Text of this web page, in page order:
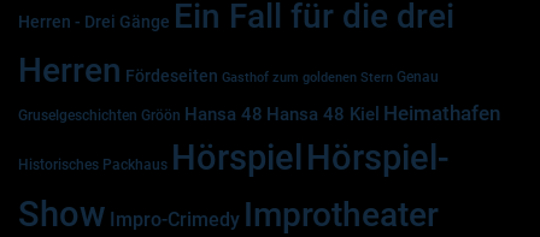
Herren - Drei Gänge Ein Fall für die drei
Herren Fördeseiten Gasthof zum goldenen Stern Genau
Gruselgeschichten Gröön Hansa 48 Hansa 48 Kiel Heimathafen
Historisches Packhaus Hörspiel Hörspiel-
Show Impro-Crimedy Improtheater